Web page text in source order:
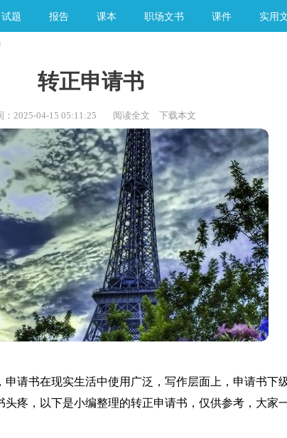
试题 报告 课本 职场文书 课件 实用
转正申请书
：2025-04-15 05:11:25 阅读全文 下载本文
申请书在现实生活中使用广泛，写作层面上，申请书下
疼，以下是小编整理的转正申请书，仅供参考，大家